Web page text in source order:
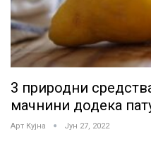
3 природни
мачнини додека
Арт Кујна Јун 27, 2022